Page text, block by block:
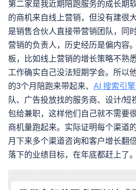
第二家是我近期陪跑服务的成长期
的商机来自线上营销，但没有建很
是销售合伙人直接带营销团队，同
营销的负责人，历史经历是偏内容
板，比如线上营销的增长策略不熟
工作确实自己没法短期学会。所以
的3个月陪跑来带起来、 AI 搜索引
队、广告投放找的服务商、设计/短
包给兼职，这样他们自己就不需要
商机量跑起来。实际证明每个渠道
月下来多个渠道咨询和客户增长翻
落下的业绩目标，在年底都赶上了。